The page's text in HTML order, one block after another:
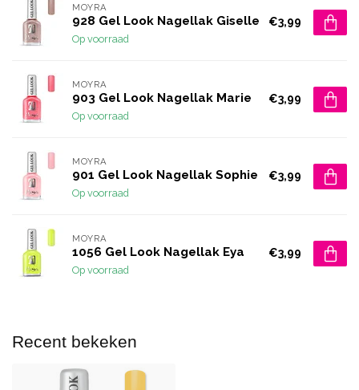
MOYRA
928 Gel Look Nagellak Giselle
Op voorraad
€3,99
MOYRA
903 Gel Look Nagellak Marie
Op voorraad
€3,99
MOYRA
901 Gel Look Nagellak Sophie
Op voorraad
€3,99
MOYRA
1056 Gel Look Nagellak Eya
Op voorraad
€3,99
Recent bekeken